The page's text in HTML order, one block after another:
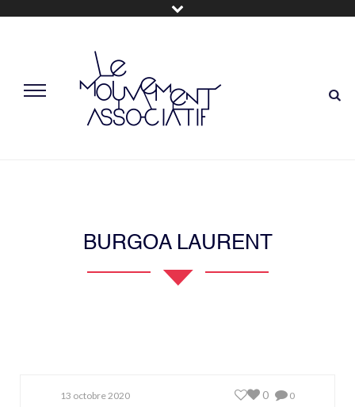
BURGOA LAURENT
13 octobre 2020 0
0